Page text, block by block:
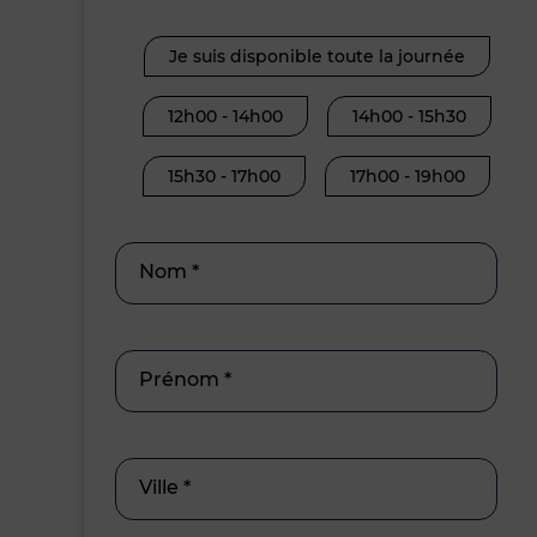
Je suis disponible toute la journée
12h00 - 14h00 14h00 - 15h30
15h30 - 17h00 17h00 - 19h00
Nom *
Prénom *
Ville *